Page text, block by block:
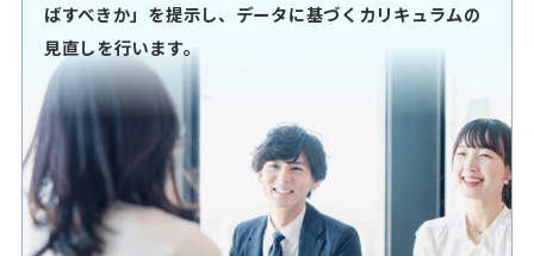
ばすべきか」を提示し、データに基づくカリキュラムの
見直しを行います。